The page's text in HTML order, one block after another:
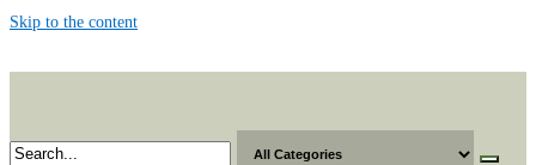
Skip to the content